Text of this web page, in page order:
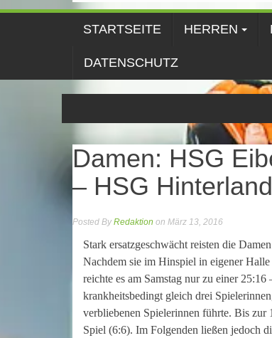
STARTSEITE HERREN
DATENSCHUTZ
Damen: HSG
– HSG
Posted ByRedaktion on März 13, 2016
Stark ersatzgeschwächt reisten die
Nachdem sie im Hinspiel in eigener
reichte es am Samstag nur zu einer
krankheitsbedingt gleich drei
verbliebenen Spielerinnen führte. Bis zur
Spiel (6:6). Im Folgenden ließen jedoch